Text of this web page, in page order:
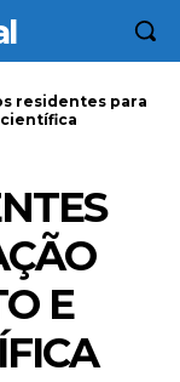
residentes para
E